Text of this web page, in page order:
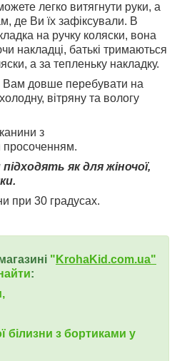
легко витягнути руки, а
де Ви їх зафіксували. В
на ручку коляски, вона
накладці, батькі тримаються
а за тепленьку накладку.
Вам довше перебувати на
вітряну та вологу
з
просоченням.
як для жіночої,
при 30 градусах.
" KrohaKid.com.ua"
:
білизни з бортиками у